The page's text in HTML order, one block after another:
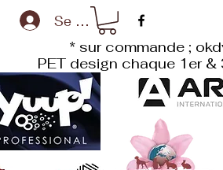
Se connecter
* sur commande ;
PET design chaque 1er &